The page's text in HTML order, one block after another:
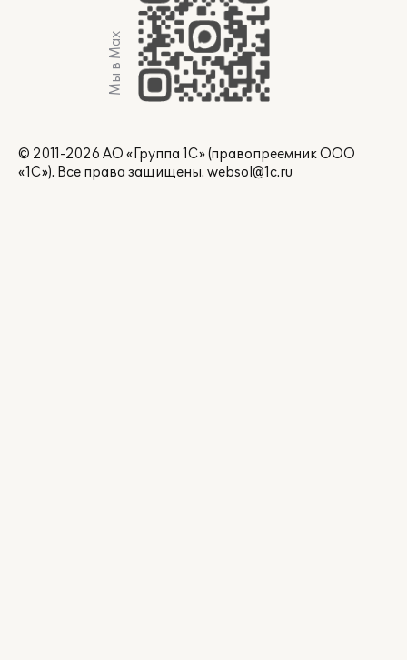
Мы в Max
© 2011-2026 АО «Группа 1С» (правопреемник ООО
«1С»). Все права защищены. websol@1c.ru